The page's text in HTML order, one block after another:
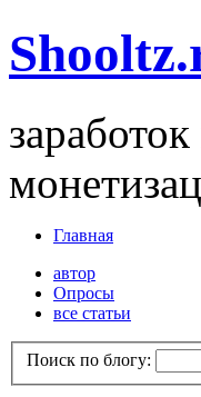
Главная
автор
Опросы
все статьи
Поиск по блогу: